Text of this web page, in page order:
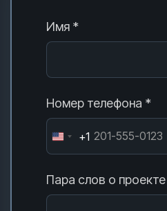
Имя *
Номер телефона *
+1
Пара слов о